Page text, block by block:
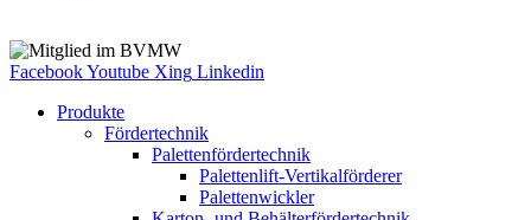
FacebookYoutube Xing Linkedin
Produkte
Fördertechnik
Palettenfördertechnik
Palettenlift-Vertikalförderer
Palettenwickler